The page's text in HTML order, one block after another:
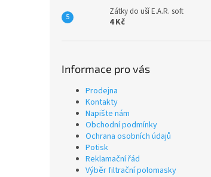
Zátky do uší E.A.R. soft
4 Kč
Informace pro vás
Prodejna
Kontakty
Napište nám
Obchodní podmínky
Ochrana osobních údajů
Potisk
Reklamační řád
Výběr filtrační polomasky